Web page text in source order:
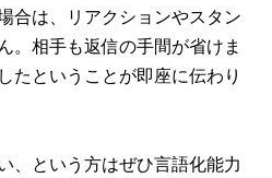
合は、リアクションやスタン
。相手も返信の手間が省けま
たということが即座に伝わり
、という方はぜひ言語化能力